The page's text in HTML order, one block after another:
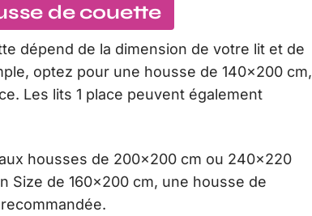
de couette
dépend de la dimension de votre lit et de
optez pour une housse de 140×200 cm,
Les lits 1 place peuvent également
housses de 200×200 cm ou 240×220
Size de 160×200 cm, une housse de